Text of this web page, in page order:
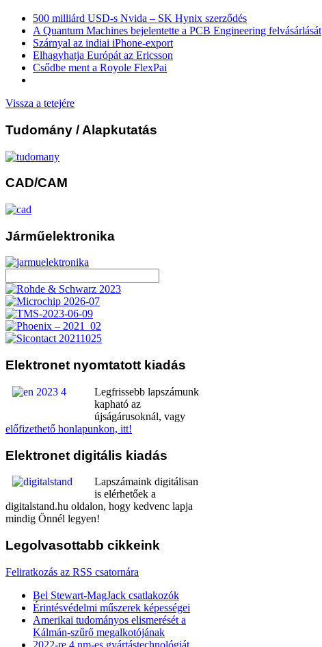
500 milliárd USD-s Nvida – SK Hynix szerződés
A Quantum Machines bejelentette a PCB Engineering felvásárlását
Szárnyal az indiai iPhone-export
Elhagyhatja Európát az Ericsson
Csődbe ment a Royole FlexPai
Vissza a tetejére
Tudomány / Alapkutatás
CAD/CAM
Járműelektronika
Elektronet nyomtatott kiadás
Legfrissebb lapszámunk
kapható az
újságárusoknál, vagy
előfizethető honlapunkon, itt!
Elektronet digitális kiadás
Lapszámaink digitálisan
is elérhetőek a
digitalstand.hu oldalon, hogy kedvenc lapja
mindig Önnél legyen!
Legolvasottabb cikkeink
Feliratkozás az RSS csatornára
Bel Stewart-MagJack csatlakozók
Érintésvédelmi műszerek képességei
Amerikai tudományos elismerését a
Kálmán-szűrő megalkotójának
2022-re 4 nm-es gyártástechnológiát